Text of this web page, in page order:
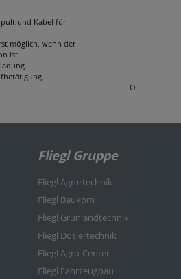
und Kabel für
möglich, wenn der
ist.
O
Fliegl Gruppe
Fliegl Agrartechnik
Fliegl Baukom
Fliegl Grünlandtechnik
Fliegl Dosiertechnik
Fliegl Agro-Center
Fliegl Fahrzeugbau